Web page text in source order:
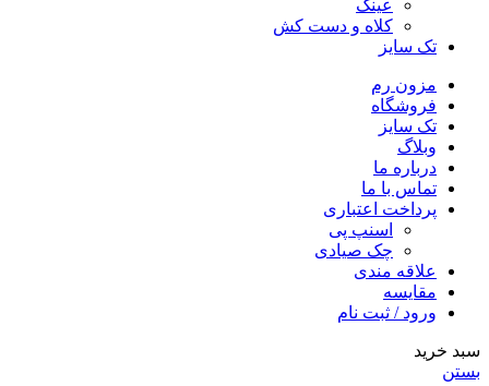
عینک
کلاه و دست کش
تک سایز
مزون رم
فروشگاه
تک سایز
وبلاگ
درباره ما
تماس با ما
پرداخت اعتباری
اسنپ پی
چک صیادی
علاقه مندی
مقايسه
ورود / ثبت نام
سبد خرید
بستن